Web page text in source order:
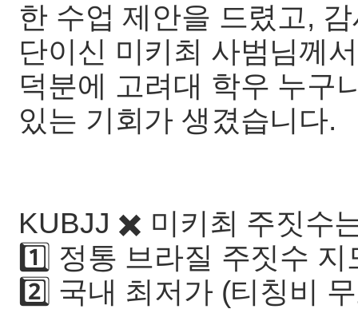
한 수업 제안을 드렸고,
단이신 미키최 사범님께
덕분에 고려대 학우 누구
있는 기회가 생겼습니다.
KUBJJ ✖️ 미키최 주짓수
1️⃣ 정통 브라질 주짓수 지
2️⃣ 국내 최저가 (티칭비